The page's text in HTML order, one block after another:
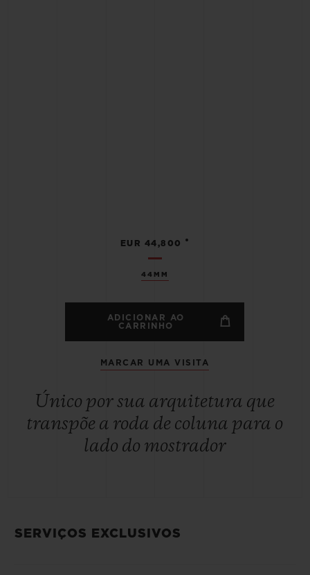
44MM
EUR 44,800 •
ADICIONAR AO
CARRINHO
MARCAR UMA VISITA
Único por sua arquitetura que
transpõe a roda de coluna para o
lado do mostrador
SERVIÇOS EXCLUSIVOS